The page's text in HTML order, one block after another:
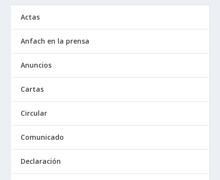
Actas
Anfach en la prensa
Anuncios
Cartas
Circular
Comunicado
Declaración